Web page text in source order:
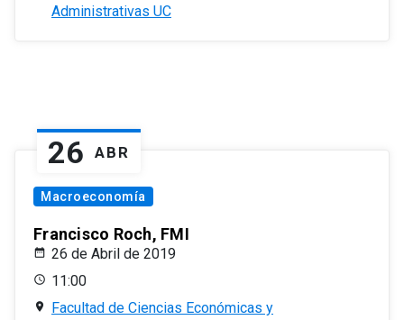
Administrativas UC
26 ABR
Macroeconomía
Francisco Roch, FMI
26 de Abril de 2019
11:00
Facultad de Ciencias Económicas y